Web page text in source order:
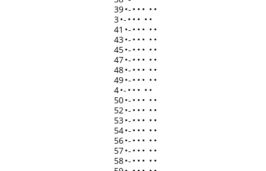
39•- • • • • •
3•- • • • • •
41 •- • • • • •
43•- • • • • •
45•- • • • • •
47•- • • • • •
48•- • • • • •
49•- • • • • •
4•- • • • • •
50•- • • • • •
52•- • • • • •
53•- • • • • •
54•- • • • • •
56•- • • • • •
57•- • • • • •
58•- • • • • •